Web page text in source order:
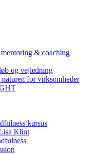
& coaching
og vejledning
for virksomheder
kursus
Klint